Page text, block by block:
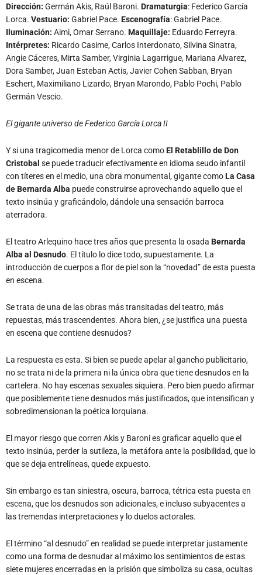
Dirección: Germán Akis, Raúl Baroni. Dramaturgia: Federico García
Lorca. Vestuario: Gabriel Pace. Escenografía: Gabriel Pace.
Iluminación: Aimi, Omar Serrano. Maquillaje: Eduardo Ferreyra.
Intérpretes: Ricardo Casime, Carlos Interdonato, Silvina Sinatra,
Angie Cáceres, Mirta Samber, Virginia Lagarrigue, Mariana Alvarez,
Dora Samber, Juan Esteban Actis, Javier Cohen Sabban, Bryan
Eschert, Maximiliano Lizardo, Bryan Marondo, Pablo Pochi, Pablo
Germán Vescio.
El gigante universo de Federico García Lorca II
Y si una tragicomedia menor de Lorca comoEl Retablillo de Don
Cristobal se puede traducir efectivamente en idioma seudo infantil
con títeres en el medio, una obra monumental, gigante comoLa Casa
de Bernarda Alba puede construirse aprovechando aquello que el
texto insinúa y graficándolo, dándole una sensación barroca
aterradora.
El teatro Arlequino hace tres años que presenta la osada Bernarda
Alba al Desnudo. El título lo dice todo, supuestamente. La
introducción de cuerpos a flor de piel son la “novedad” de esta puesta
en escena.
Se trata de una de las obras más transitadas del teatro, más
repuestas, más trascendentes. Ahora bien, ¿se justifica una puesta
en escena que contiene desnudos?
La respuesta es esta. Si bien se puede apelar al gancho publicitario,
no se trata ni de la primera ni la única obra que tiene desnudos en la
cartelera. No hay escenas sexuales siquiera. Pero bien puedo afirmar
que posiblemente tiene desnudos más justificados, que intensifican y
sobredimensionan la poética lorquiana.
El mayor riesgo que corren Akis y Baroni es graficar aquello que el
texto insinúa, perder la sutileza, la metáfora ante la posibilidad, que lo
que se deja entrelíneas, quede expuesto.
Sin embargo es tan siniestra, oscura, barroca, tétrica esta puesta en
escena, que los desnudos son adicionales, e incluso subyacentes a
las tremendas interpretaciones y lo duelos actorales.
El término “al desnudo” en realidad se puede interpretar justamente
como una forma de desnudar al máximo los sentimientos de estas
siete mujeres encerradas en la prisión que simboliza su casa, ocultas